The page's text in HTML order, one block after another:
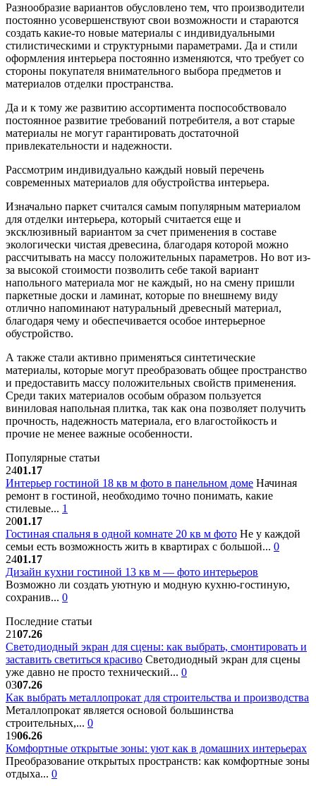
Разнообразие вариантов обусловлено тем, что производители
постоянно усовершенствуют свои возможности и стараются
создать какие-то новые материалы с индивидуальными
стилистическими и структурными параметрами. Да и стили
оформления интерьера постоянно изменяются, что требует со
стороны покупателя внимательного выбора предметов и
материалов отделки пространства.
Да и к тому же развитию ассортимента поспособствовало
постоянное развитие требований потребителя, а вот старые
материалы не могут гарантировать достаточной
привлекательности и надежности.
Рассмотрим индивидуально каждый новый перечень
современных материалов для обустройства интерьера.
Изначально паркет считался самым популярным материалом
для отделки интерьера, который считается еще и
эксклюзивный вариантом за счет применения в составе
экологически чистая древесина, благодаря которой можно
рассчитывать на массу положительных параметров. Но вот из-
за высокой стоимости позволить себе такой вариант
напольного материала мог не каждый, но на смену пришли
паркетные доски и ламинат, которые по внешнему виду
отлично напоминают натуральный древесный материал,
благодаря чему и обеспечивается особое интерьерное
обустройство.
А также стали активно применяться синтетические
материалы, которые могут преобразовать общее пространство
и предоставить массу положительных свойств применения.
Среди таких материалов особым образом пользуется
виниловая напольная плитка, так как она позволяет получить
прочность, надежность материала, его влагостойкость и
прочие не менее важные особенности.
Популярные статьи
2401.17
Интерьер гостиной 18 кв м фото в панельном доме Начиная
ремонт в гостиной, необходимо точно понимать, какие
стилевые... 1
2001.17
Гостиная спальня в одной комнате 20 кв м фото Не у каждой
семьи есть возможность жить в квартирах с большой... 0
2401.17
Дизайн кухни гостиной 13 кв м — фото интерьеров
Возможно ли создать уютную и модную кухню-гостиную,
сохранив... 0
Последние статьи
2107.26
Светодиодный экран для сцены: как выбрать, смонтировать и
заставить светиться красиво Светодиодный экран для сцены
уже давно не просто технический... 0
0307.26
Как выбрать металлопрокат для строительства и производства
Металлопрокат является основой большинства
строительных,... 0
1906.26
Комфортные открытые зоны: уют как в домашних интерьерах
Преобразование открытых пространств: как комфортные зоны
отдыха... 0